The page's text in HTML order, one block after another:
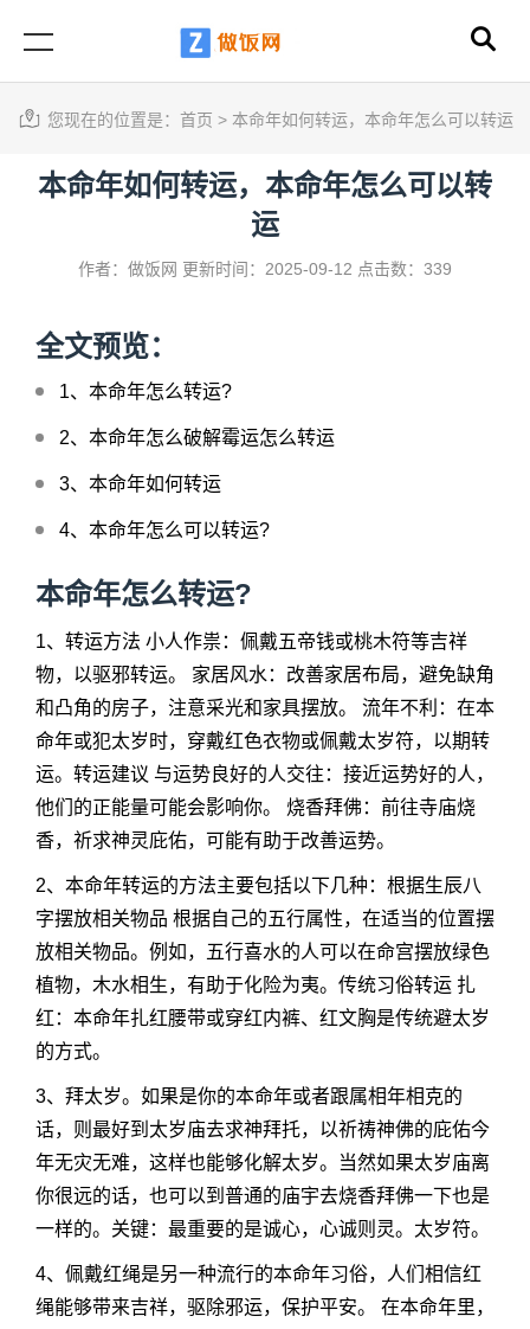
您现在的位置是： 首页 > 本命年如何转运，本命年怎么可以转运
本命年如何转运，本命年怎么可以转
运
作者：做饭网 更新时间：2025-09-12 点击数：339
全文预览：
1、 本命年怎么转运?
2、 本命年怎么破解霉运怎么转运
3、 本命年如何转运
4、 本命年怎么可以转运?
本命年怎么转运?
1、转运方法 小人作祟：佩戴五帝钱或桃木符等吉祥
物，以驱邪转运。 家居风水：改善家居布局，避免缺角
和凸角的房子，注意采光和家具摆放。 流年不利：在本
命年或犯太岁时，穿戴红色衣物或佩戴太岁符，以期转
运。转运建议 与运势良好的人交往：接近运势好的人，
他们的正能量可能会影响你。 烧香拜佛：前往寺庙烧
香，祈求神灵庇佑，可能有助于改善运势。
2、本命年转运的方法主要包括以下几种：根据生辰八
字摆放相关物品 根据自己的五行属性，在适当的位置摆
放相关物品。例如，五行喜水的人可以在命宫摆放绿色
植物，木水相生，有助于化险为夷。传统习俗转运 扎
红：本命年扎红腰带或穿红内裤、红文胸是传统避太岁
的方式。
3、拜太岁。如果是你的本命年或者跟属相年相克的
话，则最好到太岁庙去求神拜托，以祈祷神佛的庇佑今
年无灾无难，这样也能够化解太岁。当然如果太岁庙离
你很远的话，也可以到普通的庙宇去烧香拜佛一下也是
一样的。关键：最重要的是诚心，心诚则灵。太岁符。
4、佩戴红绳是另一种流行的本命年习俗，人们相信红
绳能够带来吉祥，驱除邪运，保护平安。 在本命年里，